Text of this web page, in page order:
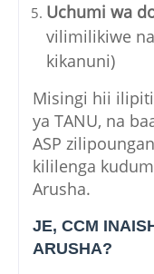
Uchumi wa
vilimilikiwe
kikanuni)
Misingi hii
ya TANU, na
ASP
kililenga
Arusha.
JE, CCM
ARUSHA?